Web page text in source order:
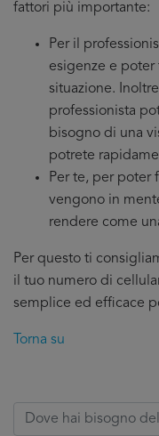
fattori più importante:
Per il
esigenze e poter
situazione.
professionista
bisogno di una
potrete
Per te, per poter
vengono in
rendere come
Per questo ti
il tuo numero di
semplice ed efficace
Torna su